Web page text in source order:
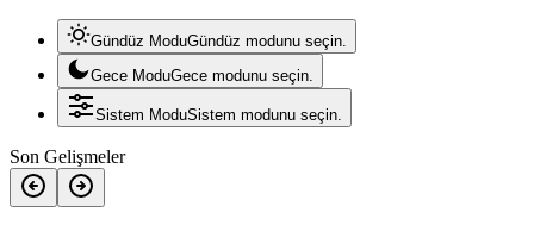
Gündüz ModuGündüz modunu seçin.
Gece ModuGece modunu seçin.
Sistem ModuSistem modunu seçin.
Son Gelişmeler